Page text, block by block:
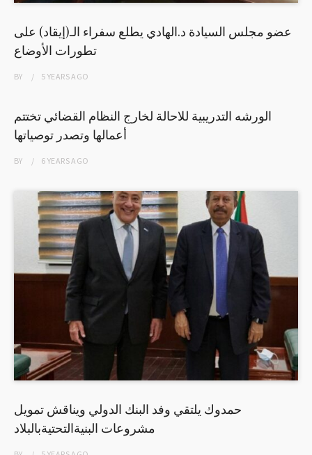
عضو مجلس السيادة د.الهادي يطلع سفراء الـ(إيقاد) على
تطورات الأوضاع
BY 5 YEARSAGO
الورشه التدريبية للاحالة لخارج النظام القضائي تختتم
أعمالها وتصدر توصياتها
BY 6 YEARSAGO
حمدوك يلتقي وفد البنك الدولي ويناقش تمويل
مشروعات البنيةالتحتيةبالبلاد